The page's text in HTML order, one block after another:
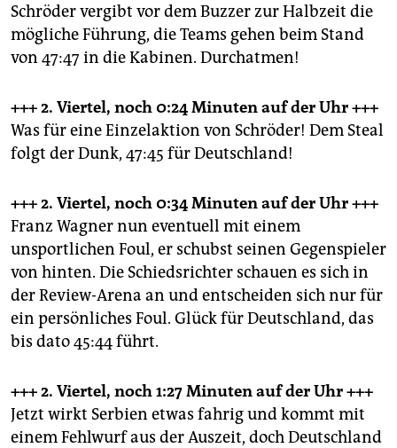
Schröder vergibt vor dem Buzzer zur Halbzeit die
mögliche Führung, die Teams gehen beim Stand
von 47:47 in die Kabinen. Durchatmen!
+++ 2. Viertel, noch 0:24 Minutenauf der Uhr +++
Was für eine Einzelaktion von Schröder! Dem Steal
folgt der Dunk, 47:45 für Deutschland!
+++ 2. Viertel, noch 0:34 Minutenauf der Uhr +++
Franz Wagner nun eventuell mit einem
unsportlichen Foul, er schubst seinen Gegenspieler
von hinten. Die Schiedsrichter schauen es sich in
der Review-Arena an und entscheiden sich nur für
ein persönliches Foul. Glück für Deutschland, das
bis dato 45:44 führt.
+++ 2. Viertel, noch 1:27 Minutenauf der Uhr +++
Jetzt wirkt Serbien etwas fahrig und kommt mit
einem Fehlwurf aus der Auszeit, doch Deutschland